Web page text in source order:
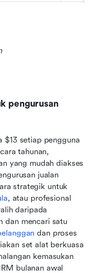
pengurusan
$13 setiap pengguna
tahunan,
yang mudah diakses
jualan
, atau profesional
daripada
dan mencari satu
dan proses
set alat berkuasa
kemasukan
bulanan awal